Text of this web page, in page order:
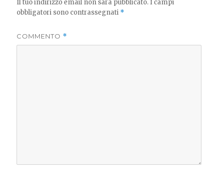
Il tuo indirizzo email non sarà pubblicato. I campi
obbligatori sono contrassegnati *
COMMENTO *